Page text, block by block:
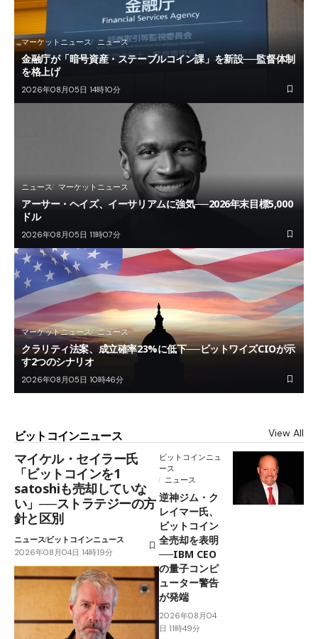
マーケットニュース ニュース
金融庁が「暗号資産・ステーブルコイン課」を新設──監督体制
を格上げ
2026年08月05日 14時10分
ニュース マーケットニュース
アーサー・ヘイズ、イーサリアムに強気──2026年末目標5,000
ドル
2026年08月05日 11時07分
マーケットニュース ニュース
クラリティ法案、成立確率23%に低下──ビットワイズCIOが示
す2つのシナリオ
2026年08月05日 10時46分
ビットコインニュース View All
マイケル・セイラー氏
「ビットコインを1
satoshiも売却していな
い」──ストラテジーの方
針と区別
ニュースビットコインニュース
2026年08月04日 14時19分
ビットコインニュ
ース
ニュース
逆神ジム・ク
レイマー氏、
ビットコイン
全売却を表明
──IBM CEO
の量子コンピ
ューター警告
が発端
2026年08月04
日 11時49分